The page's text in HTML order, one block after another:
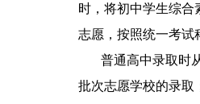
时，将初中学生综合
志愿，按照统一考试
普通高中录取时
批次志愿学校的录取